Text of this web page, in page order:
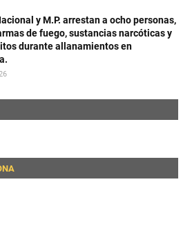
y M.P. arrestan a ocho personas,
de fuego, sustancias narcóticas y
durante allanamientos en